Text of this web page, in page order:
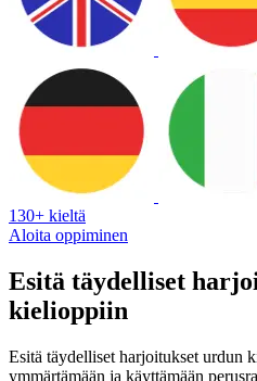
130+ kieltä
Aloita oppiminen
Esitä täydelliset
kielioppiin
Esitä täydelliset harjoitukset urdun
ymmärtämään ja käyttämään